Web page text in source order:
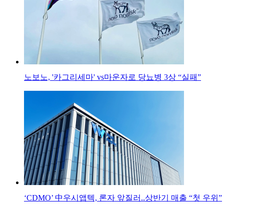
노보노, '카그리세마' vs마운자로 당뇨병 3상 “실패”
‘CDMO’ 中우시앱텍, 론자 앞질러..상반기 매출 “첫 우위”